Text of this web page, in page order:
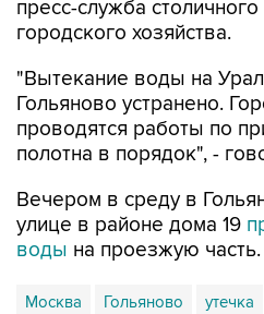
пресс-служба
городского хозяйства.
"Вытекание воды на
Гольяново устранено.
проводятся работы по
полотна в порядок", -
Вечером в среду в
улице в районе дома 19
воды на проезжую часть.
Москва Гольяново утечка